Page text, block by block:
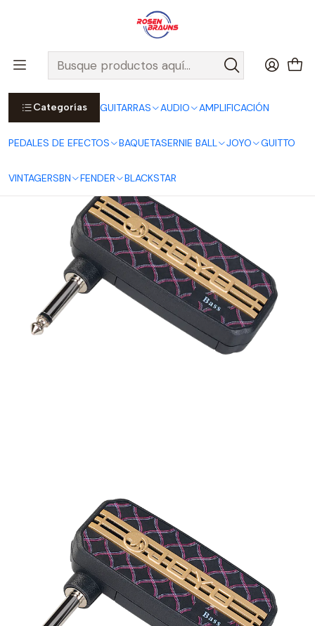
Categorías GUITARRAS AUDIO AMPLIFICACIÓN
PEDALES DE EFECTOS BAQUETASERNIE BALL JOYO GUITTO
VINTAGERSBN FENDER BLACKSTAR
Por compras sobre $25.000 en Santiago urbano, Colina o
Padre Hurtado, incluimos el despacho!
Ver Detalles
Inicio JOYO
ACCESORIOS JOYO
Mini Amplificador Audífonos JA-03 Bass